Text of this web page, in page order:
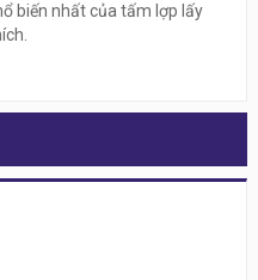
biến nhất của tấm lợp lấy